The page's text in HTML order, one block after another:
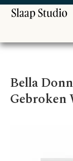
Bella
Gebroken